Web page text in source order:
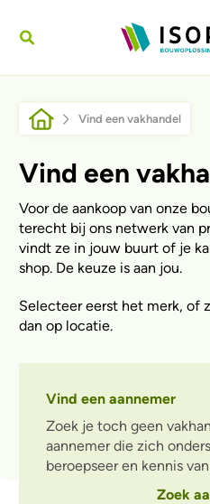
Kruimelpad
Vind een vakhandel
Vind een
Voor de aankoop van onze
terecht bij ons netwerk van
vindt ze in jouw buurt of je
shop. De keuze is aan jou.
Selecteer eerst het merk, of
dan op locatie.
Vind een aannemer
Zoek je toch geen
aannemer die zich
beroepseer en kennis
Zoek